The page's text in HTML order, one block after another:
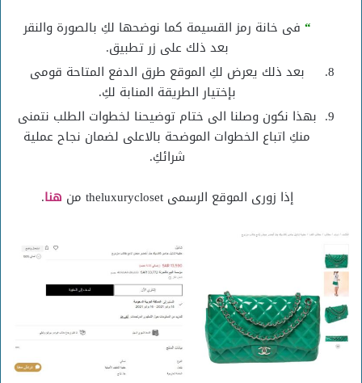
“ فى خانة رمز القسيمة كما نوضحها لكِ بالصورة والنقر
بعد ذلك على زر تطبيق.
بعد ذلك يعرض لكِ الموقع طرق الدفع المتاحة قومى
بإختيار الطريقة المنابة لكِ.
بهذا نكون وصلنا الى ختام توضيحنا لخطوات الطلب نتمنى
منكِ اتباع الخطوات الموضحة بالاعلى لضمان نجاح عملية
شرائكِ.
إذا زورى الموقع الرسمى theluxurycloset من
هنا.